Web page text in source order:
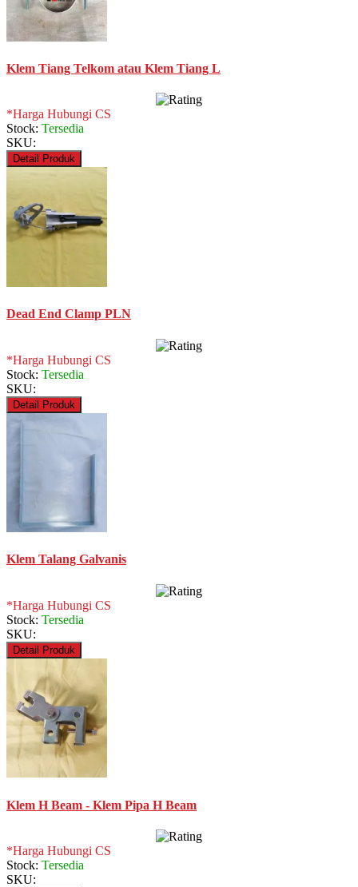
Klem Tiang Telkom atau Klem Tiang L
*Harga Hubungi CS
Stock: Tersedia
SKU:
Detail Produk
Dead End Clamp PLN
*Harga Hubungi CS
Stock: Tersedia
SKU:
Detail Produk
Klem Talang Galvanis
*Harga Hubungi CS
Stock: Tersedia
SKU:
Detail Produk
Klem H Beam - Klem Pipa H Beam
*Harga Hubungi CS
Stock: Tersedia
SKU: